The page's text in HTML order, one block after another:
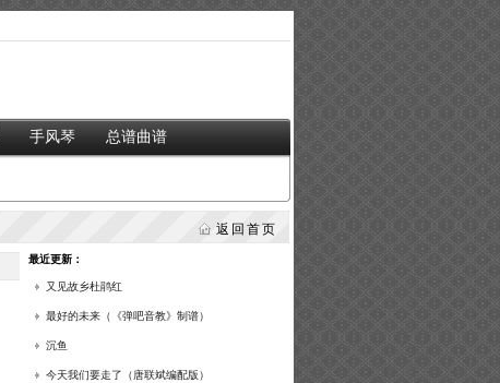
手风琴 总谱曲谱
返回首页
最近更新：
又见故乡杜鹃红
最好的未来（《弹吧音教》制谱）
沉鱼
今天我们要走了（唐联斌编配版）